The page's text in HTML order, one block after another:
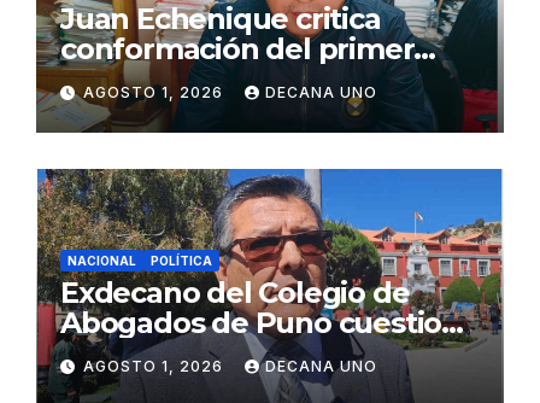
Juan Echenique critica
conformación del primer
gabinete ministerial de Keiko
Fujimori
AGOSTO 1, 2026 DECANA UNO
NACIONAL POLÍTICA
Exdecano del Colegio de
Abogados de Puno cuestiona
propuestas sobre seguridad
ciudadana
AGOSTO 1, 2026 DECANA UNO